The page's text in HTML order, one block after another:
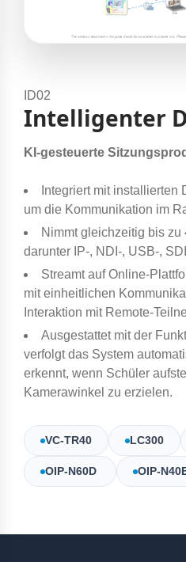
ID02
Intelligenter
KI-gesteuerte
Integriert mit installierten
um die Kommunikation im
Nimmt gleichzeitig bis
darunter IP-, NDI-, USB-,
Streamt auf Online-
mit einheitlichen
Interaktion mit Remote-
Ausgestattet mit der
verfolgt das System
erkennt, wenn Schüler
Kamerawinkel zu erzielen.
VC-TR40 LC300
OIP-N60D OIP-